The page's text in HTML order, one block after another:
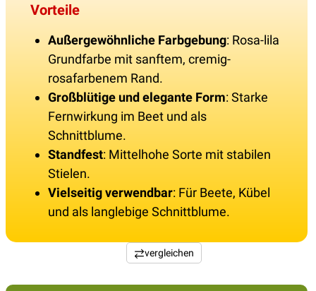
Vorteile
Außergewöhnliche Farbgebung: Rosa-lila
Grundfarbe mit sanftem, cremig-
rosafarbenem Rand.
Großblütige und elegante Form: Starke
Fernwirkung im Beet und als
Schnittblume.
Standfest: Mittelhohe Sorte mit stabilen
Stielen.
Vielseitig verwendbar: Für Beete, Kübel
und als langlebige Schnittblume.
vergleichen